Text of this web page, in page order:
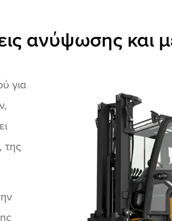
ανύψωσης και
για
της